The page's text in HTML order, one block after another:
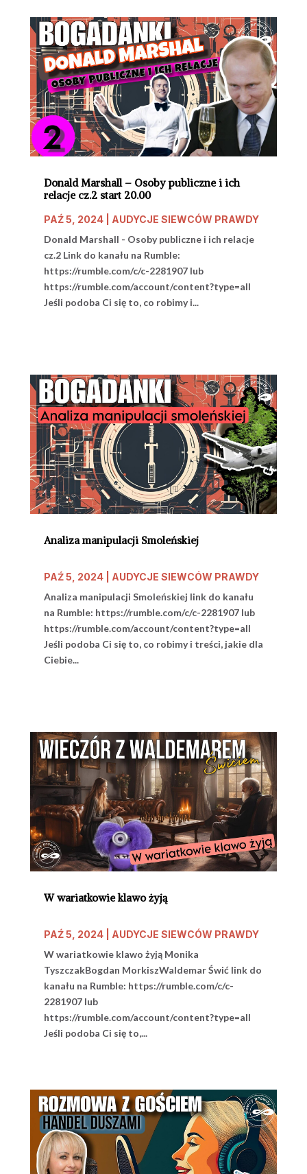
Donald Marshall – Osoby publiczne i ich
relacje cz.2 start 20.00
PAŹ 5, 2024| AUDYCJE SIEWCÓW PRAWDY
Donald Marshall - Osoby publiczne i ich relacje
cz.2 Link do kanału na Rumble:
https://rumble.com/c/c-2281907 lub
https://rumble.com/account/content?type=all
Jeśli podoba Ci się to, co robimy i...
Analiza manipulacji Smoleńskiej
PAŹ 5, 2024| AUDYCJE SIEWCÓW PRAWDY
Analiza manipulacji Smoleńskiej link do kanału
na Rumble: https://rumble.com/c/c-2281907 lub
https://rumble.com/account/content?type=all
Jeśli podoba Ci się to, co robimy i treści, jakie dla
Ciebie...
W wariatkowie klawo żyją
PAŹ 5, 2024| AUDYCJE SIEWCÓW PRAWDY
W wariatkowie klawo żyją Monika
TyszczakBogdan MorkiszWaldemar Świć link do
kanału na Rumble: https://rumble.com/c/c-
2281907 lub
https://rumble.com/account/content?type=all
Jeśli podoba Ci się to,...